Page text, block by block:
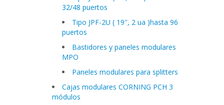
32/48 puertos
Tipo JPF-2U ( 19″, 2 ua )hasta 96
puertos
Bastidores y paneles modulares
MPO
Paneles modulares para splitters
Cajas modulares CORNING PCH 3
módulos